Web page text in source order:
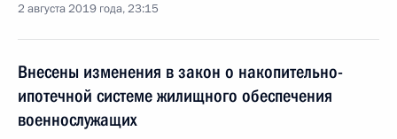
2 августа 2019 года, 23:15
Внесены изменения в закон о накопительно-
ипотечной системе жилищного обеспечения
военнослужащих